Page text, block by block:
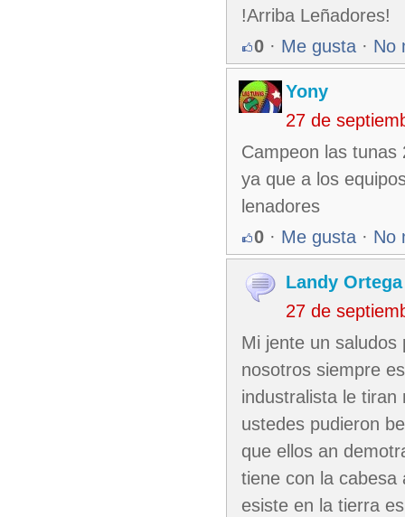
!Arriba Leñadores!
0 · Me gusta · No
Yony
27 de
Campeon las tunas
ya que a los
lenadores
0 · Me gusta · No
Landy
27 de
Mi jente un
nosotros siempre
industralista le tiran
ustedes pudieron
que ellos an
tiene con la cabesa
esiste en la tierra